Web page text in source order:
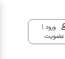
ورود |
عضویت